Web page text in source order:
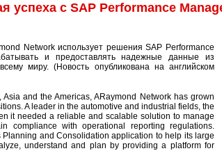
успеха с SAP Performance
Network использует решения SAP Performance
и предоставлять надежные данные из
миру. (Новость опубликована на английском
and the Americas, ARaymond Network has grown
A leader in the automotive and industrial fields, the
it needed a reliable and scalable solution to manage
compliance with operational reporting regulations.
and Consolidation application to help its large
understand and plan by providing a platform for